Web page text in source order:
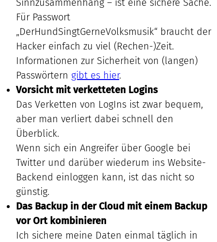
Sinnzusammenhang – ist eine sichere Sache.
Für Passwort
„DerHundSingtGerneVolksmusik“ braucht der
Hacker einfach zu viel (Rechen-)Zeit.
Informationen zur Sicherheit von (langen)
Passwörtern gibt es hier.
Vorsicht mit verketteten Logins
Das Verketten von LogIns ist zwar bequem,
aber man verliert dabei schnell den
Überblick.
Wenn sich ein Angreifer über Google bei
Twitter und darüber wiederum ins Website-
Backend einloggen kann, ist das nicht so
günstig.
Das Backup in der Cloud mit einem Backup
vor Ort kombinieren
Ich sichere meine Daten einmal täglich in